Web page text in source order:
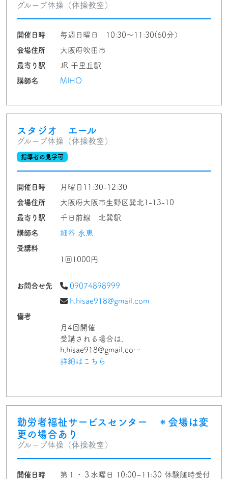
グループ体操（体操教室）
開催日時
毎週日曜日 10:30〜11:30(60分）
会場住所
大阪府吹田市
最寄り駅
JR 千里丘駅
講師名
MIHO
スタジオ エール
グループ体操（体操教室）
指導者の見学可
開催日時
月曜日11:30-12:30
会場住所
大阪府大阪市生野区巽北1-13-10
最寄り駅
千日前線 北巽駅
講師名
細谷 永恵
受講料
1回1000円
お問合せ先
09074898999
h.hisae918@gmail.com
備考
月4回開催
受講される場合は、
h.hisae918@gmail.co…
詳細はこちら
勤労者福祉サービスセンター ＊会場は変
更の場合あり
グループ体操（体操教室）
開催日時 第１・３水曜日 10:00~11:30 体験随時受付